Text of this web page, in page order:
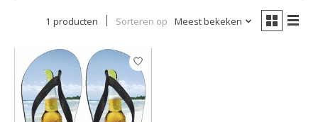
1 producten Sorteren op Meest bekeken